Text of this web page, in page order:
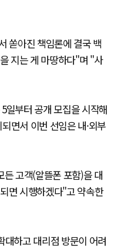
쏟아진 책임론에 결국 백
지는 게 마땅하다"며 "사
일부터 공개 모집을 시작해
면서 이번 선임은 내·외부
고객(알뜰폰 포함)을 대
면 시행하겠다"고 약속한
대하고 대리점 방문이 어려